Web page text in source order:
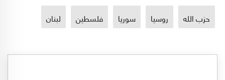
حزب الله روسيا سوريا فلسطين لبنان